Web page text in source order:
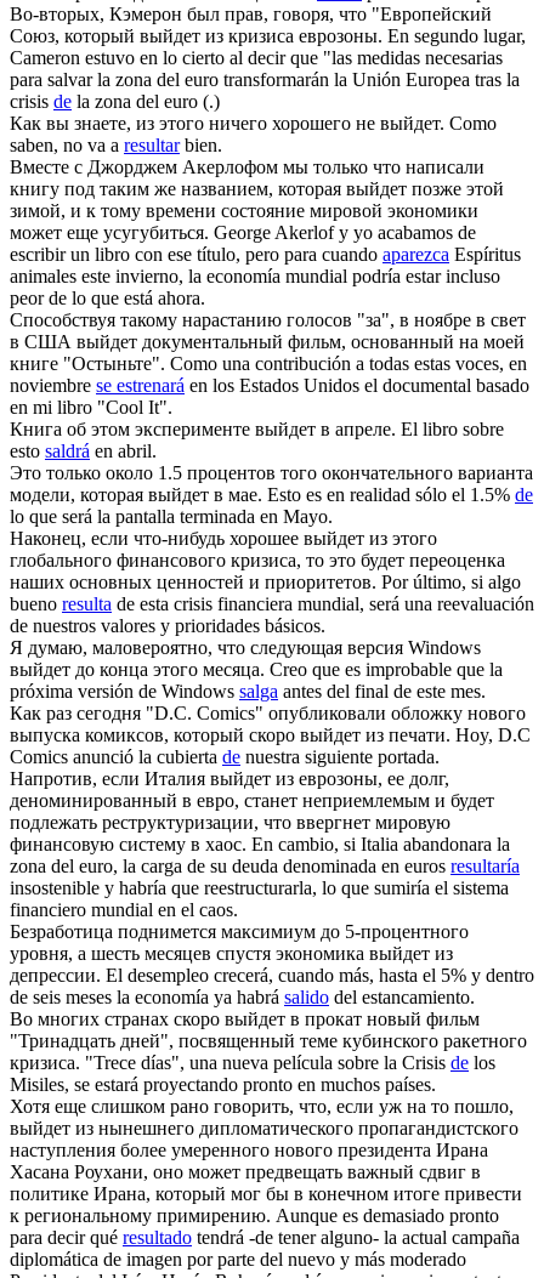
Во-вторых, Кэмерон был прав, говоря, что "Европейский
Союз, который выйдет из кризиса еврозоны. En segundo lugar,
Cameron estuvo en lo cierto al decir que "las medidas necesarias
para salvar la zona del euro transformarán la Unión Europea tras la
crisis de la zona del euro (.)
Как вы знаете, из этого ничего хорошего не выйдет. Como
saben, no va a resultarbien.
Вместе с Джорджем Акерлофом мы только что написали
книгу под таким же названием, которая выйдет позже этой
зимой, и к тому времени состояние мировой экономики
может еще усугубиться. George Akerlof y yo acabamos de
escribir un libro con ese título, pero para cuando aparezca Espíritus
animales este invierno, la economía mundial podría estar incluso
peor de lo que está ahora.
Способствуя такому нарастанию голосов "за", в ноябре в свет
в США выйдет документальный фильм, основанный на моей
книге "Остыньте". Como una contribución a todas estas voces, en
noviembre se estrenará en los Estados Unidos el documental basado
en mi libro "Cool It".
Книга об этом эксперименте выйдет в апреле. El libro sobre
esto saldrá en abril.
Это только около 1.5 процентов того окончательного варианта
модели, которая выйдет в мае. Esto es en realidad sólo el 1.5% de
lo que será la pantalla terminada en Mayo.
Наконец, если что-нибудь хорошее выйдет из этого
глобального финансового кризиса, то это будет переоценка
наших основных ценностей и приоритетов. Por último, si algo
bueno resulta de esta crisis financiera mundial, será una reevaluación
de nuestros valores y prioridades básicos.
Я думаю, маловероятно, что следующая версия Windows
выйдет до конца этого месяца. Creo que es improbable que la
próxima versión de Windows salga antes del final de este mes.
Как раз сегодня "D.C. Comics" опубликовали обложку нового
выпуска комиксов, который скоро выйдет из печати. Hoy, D.C
Comics anunció la cubierta de nuestra siguiente portada.
Напротив, если Италия выйдет из еврозоны, ее долг,
деноминированный в евро, станет неприемлемым и будет
подлежать реструктуризации, что ввергнет мировую
финансовую систему в хаос. En cambio, si Italia abandonara la
zona del euro, la carga de su deuda denominada en euros resultaría
insostenible y habría que reestructurarla, lo que sumiría el sistema
financiero mundial en el caos.
Безработица поднимется максимиум до 5-процентного
уровня, а шесть месяцев спустя экономика выйдет из
депрессии. El desempleo crecerá, cuando más, hasta el 5% y dentro
de seis meses la economía ya habrá salido del estancamiento.
Во многих странах скоро выйдет в прокат новый фильм
"Тринадцать дней", посвященный теме кубинского ракетного
кризиса. "Trece días", una nueva película sobre la Crisis de los
Misiles, se estará proyectando pronto en muchos países.
Хотя еще слишком рано говорить, что, если уж на то пошло,
выйдет из нынешнего дипломатического пропагандистского
наступления более умеренного нового президента Ирана
Хасана Роухани, оно может предвещать важный сдвиг в
политике Ирана, который мог бы в конечном итоге привести
к региональному примирению. Aunque es demasiado pronto
para decir qué resultado tendrá -de tener alguno- la actual campaña
diplomática de imagen por parte del nuevo y más moderado